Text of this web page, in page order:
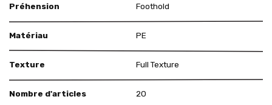
Préhension Foothold
Matériau PE
Texture Full Texture
Nombre d'articles 20